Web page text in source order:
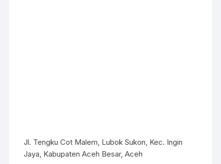
Jl. Tengku Cot Malem, Lubok Sukon, Kec. Ingin
Jaya, Kabupaten Aceh Besar, Aceh